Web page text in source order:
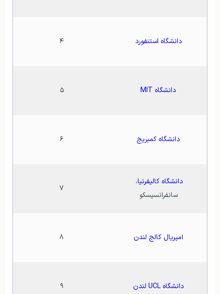
دانشگاه استنفورد ۴
دانشگاه MIT ۵
دانشگاه کمبریج ۶
دانشگاه کالیفرنیا
سانفرانسیسکو
۷
امپریال کالج لندن ۸
دانشگاه UCL لندن ۹